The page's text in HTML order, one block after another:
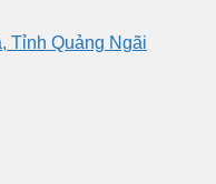
Tỉnh Quảng Ngãi